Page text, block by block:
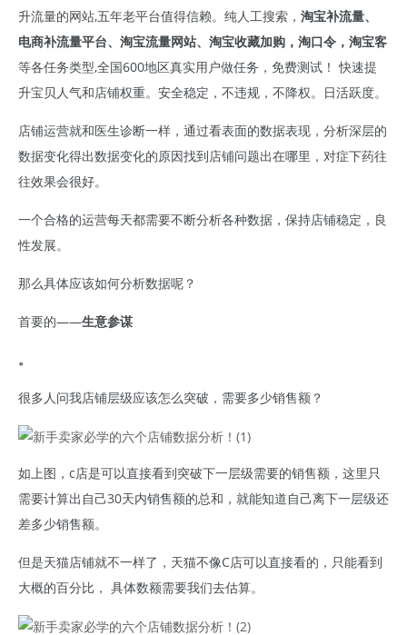
升流量的网站,五年老平台值得信赖。纯人工搜索， 淘宝补流量、
电商补流量平台、淘宝流量网站、淘宝收藏加购，淘口令，淘宝客
等各任务类型,全国600地区真实用户做任务，免费测试！ 快速提
升宝贝人气和店铺权重。安全稳定，不违规，不降权。日活跃度。
店铺运营就和医生诊断一样，通过看表面的数据表现，分析深层的
数据变化得出数据变化的原因找到店铺问题出在哪里，对症下药往
往效果会很好。
一个合格的运营每天都需要不断分析各种数据，保持店铺稳定，良
性发展。
那么具体应该如何分析数据呢？
首要的——生意参谋
。
很多人问我店铺层级应该怎么突破，需要多少销售额？
如上图，c店是可以直接看到突破下一层级需要的销售额，这里只
需要计算出自己30天内销售额的总和，就能知道自己离下一层级还
差多少销售额。
但是天猫店铺就不一样了，天猫不像C店可以直接看的，只能看到
大概的百分比， 具体数额需要我们去估算。